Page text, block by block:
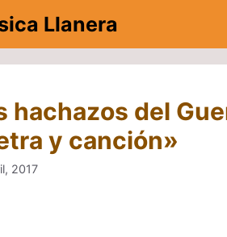
Llanera
hachazos del
y canción»
2017